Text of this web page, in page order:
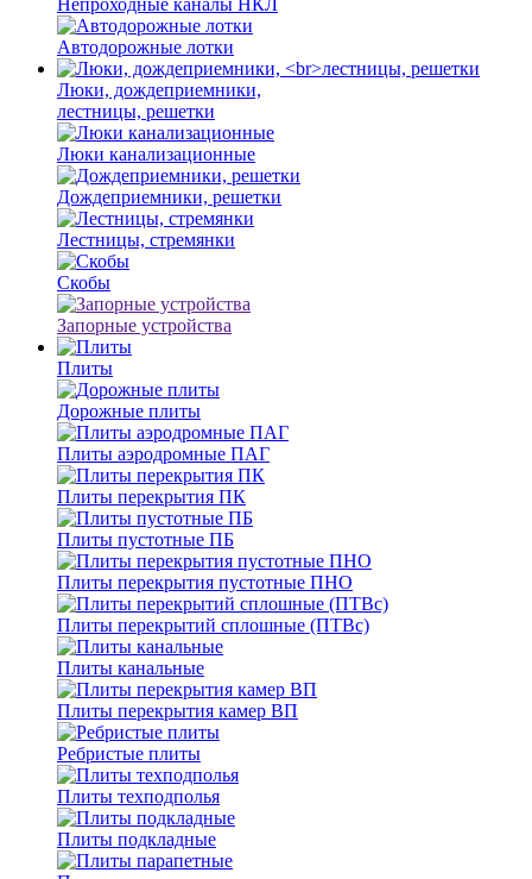
Непроходные каналы НКЛ
Автодорожные лотки
Люки, дождеприемники,
лестницы, решетки
Люки канализационные
Дождеприемники, решетки
Лестницы, стремянки
Скобы
Запорные устройства
Плиты
Дорожные плиты
Плиты аэродромные ПАГ
Плиты перекрытия ПК
Плиты пустотные ПБ
Плиты перекрытия пустотные ПНО
Плиты перекрытий сплошные (ПТВс)
Плиты канальные
Плиты перекрытия камер ВП
Ребристые плиты
Плиты техподполья
Плиты подкладные